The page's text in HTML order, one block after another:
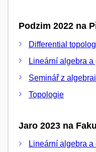
Podzim 2022 na
Differential
Lineární algebra a
Seminář z
Topologie
Jaro 2023 na
Lineární algebra